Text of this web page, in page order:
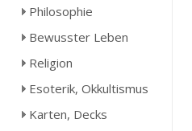
Philosophie
Bewusster Leben
Religion
Esoterik, Okkultismus
Karten, Decks